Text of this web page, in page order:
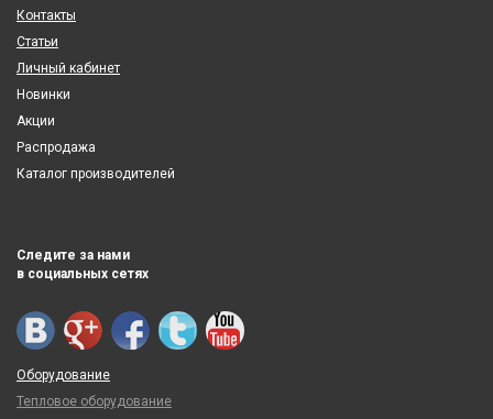
Контакты
Статьи
Личный кабинет
Новинки
Акции
Распродажа
Каталог производителей
Следите за нами
в социальных сетях
Оборудование
Тепловое оборудование